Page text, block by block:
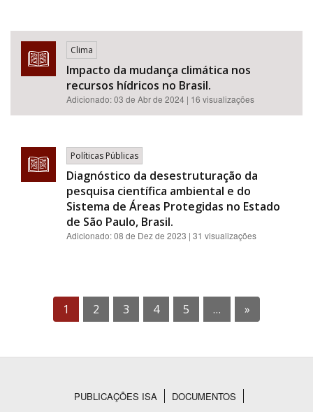
Clima
Impacto da mudança climática nos
recursos hídricos no Brasil.
Adicionado:03 de Abr de 2024 | 16 visualizações
Políticas Públicas
Diagnóstico da desestruturação da
pesquisa científica ambiental e do
Sistema de Áreas Protegidas no Estado
de São Paulo, Brasil.
Adicionado:08 de Dez de 2023 | 31 visualizações
1 2 3 4 5 … »
PUBLICAÇÕES ISA DOCUMENTOS